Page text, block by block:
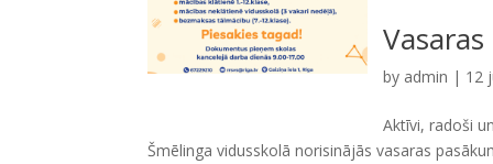
by admin | 12
Aktīvi, radoši
Šmēlinga vidusskolā norisinājās vasaras